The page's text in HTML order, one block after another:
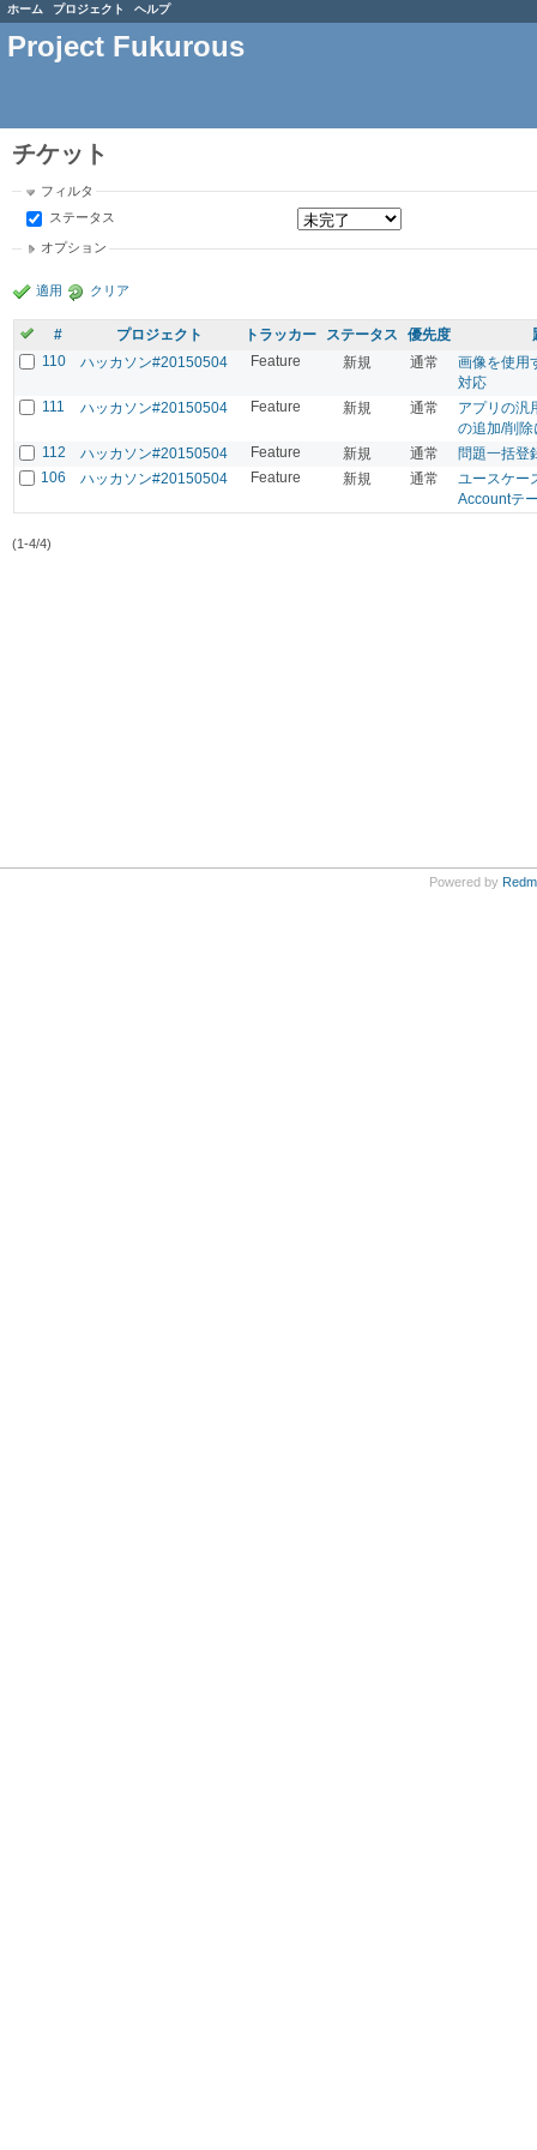
ホーム プロジェクト ヘルプ
Project Fukurous
チケット
フィルタ
ステータス
オプション
適用 クリア
# プロジェクト トラッカー ステータス 優先度
110
ハッカソン#20150504 Feature 新規 通常
画像を使用
対応
111
ハッカソン#20150504 Feature 新規 通常
アプリの汎
の追加/削除
112
ハッカソン#20150504 Feature 新規 通常
問題一括登
106
ハッカソン#20150504 Feature 新規 通常
ユースケー
Accountテ
(1-4/4)
Powered by